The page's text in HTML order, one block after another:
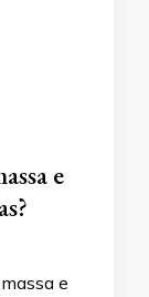
e
e